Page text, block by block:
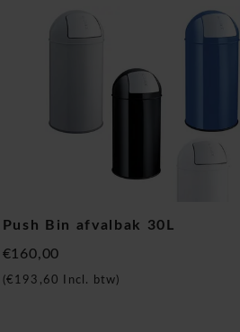
Push Bin afvalbak 30L
€160,00
€193,60 Incl. btw)